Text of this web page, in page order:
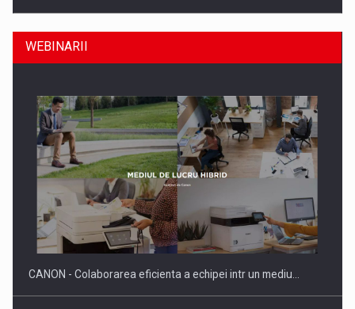
Producatorii si comerciantii care nu se supun noilor
reglementari…
WEBINARII
CANON - Colaborarea eficienta a echipei intr un mediu…